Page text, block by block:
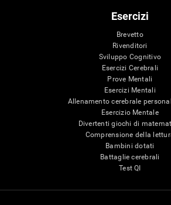
Esercizi
Brevetto
Rivenditori
Sviluppo Cognitivo
Esercizi Cerebrali
Prove Mentali
Esercizi Mentali
Allenamento cerebrale
Esercizio Mentale
Divertenti giochi di
Comprensione della
Bambini dotati
Battaglie cerebrali
Test QI